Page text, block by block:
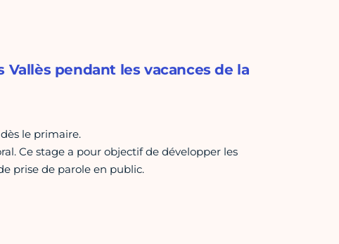
pendant les vacances de la
le primaire.
Ce stage a pour objectif de développer les
prise de parole en public.